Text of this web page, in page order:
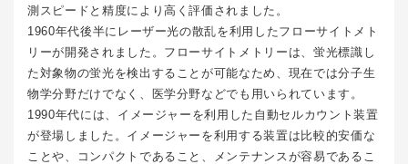
測スピードと精度により高く評価されました。
1960年代後半にレーザー光の散乱を利用したフローサイトメト
リーが開発されました。フローサイトメトリーは、蛍光標識し
た対象物の蛍光を検出することが可能なため、現在では分子生
物学分野だけでなく、医学分野などでも用いられています。
1990年代には、イメージャーを利用した自動セルカウント装置
が登場しました。イメージャーを利用する装置は比較的安価な
ことや、コンパクトであること、メンテナンスが容易であるこ